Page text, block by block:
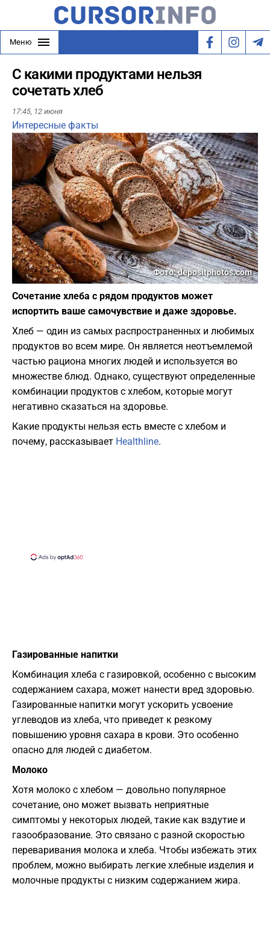
Меню
С какими продуктами нельзя
сочетать хлеб
17:45, 12 июня
Интересные факты
Фото: depositphotos.com
Сочетание хлеба с рядом продуктов может
испортить ваше самочувствие и даже здоровье.
Хлеб — один из самых распространенных и любимых
продуктов во всем мире. Он является неотъемлемой
частью рациона многих людей и используется во
множестве блюд. Однако, существуют определенные
комбинации продуктов с хлебом, которые могут
негативно сказаться на здоровье.
Какие продукты нельзя есть вместе с хлебом и
почему, рассказывает Healthline.
Газированные напитки
Комбинация хлеба с газировкой, особенно с высоким
содержанием сахара, может нанести вред здоровью.
Газированные напитки могут ускорить усвоение
углеводов из хлеба, что приведет к резкому
повышению уровня сахара в крови. Это особенно
опасно для людей с диабетом.
Молоко
Хотя молоко с хлебом — довольно популярное
сочетание, оно может вызвать неприятные
симптомы у некоторых людей, такие как вздутие и
газообразование. Это связано с разной скоростью
переваривания молока и хлеба. Чтобы избежать этих
проблем, можно выбирать легкие хлебные изделия и
молочные продукты с низким содержанием жира.